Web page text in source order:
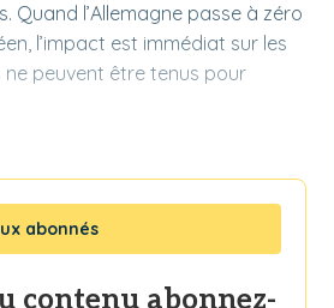
l’Allemagne passe à zéro
l’impact est immédiat sur les
peuvent être tenus pour
abonnés
contenu abonnez-